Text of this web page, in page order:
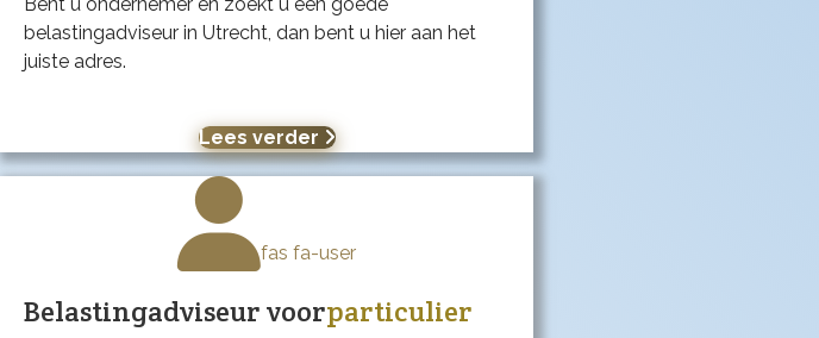
Bent u ondernemer en zoekt u een goede
belastingadviseur in Utrecht, dan bent u hier aan het
juiste adres.
Lees verder
fas fa-user
Belastingadviseur voorparticulier